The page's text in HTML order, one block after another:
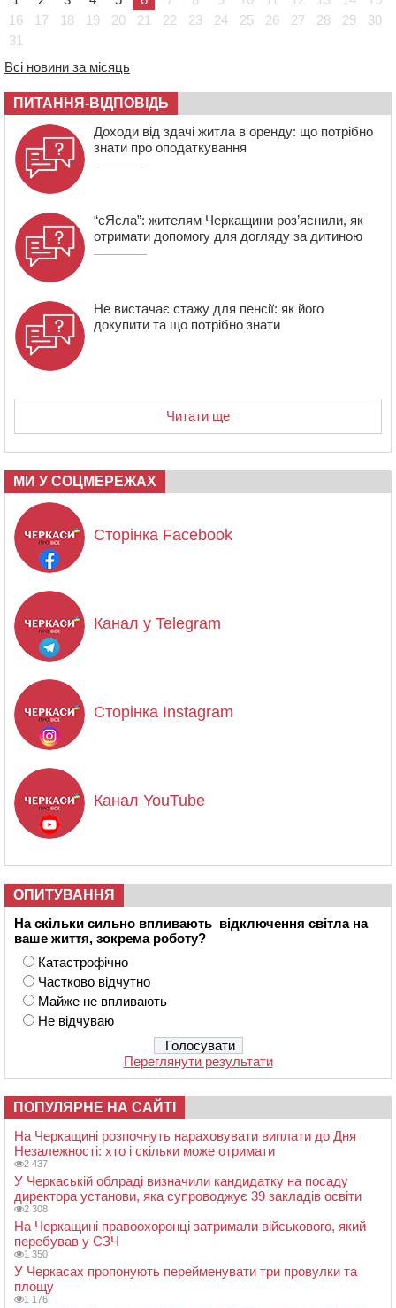
Європи серед молоді
17:30
На Лисянщині проведуть в останню путь
полеглого внаслідок атаки FPV-дрона воїна
16:16 У Дахнівському лісництві екоінспектори натрапили на
незаконне будівництво
15:38 У лікарні померла жінка, яку на пішохідному переході
в Черкаському районі збила автівка
16
17 18 19 20 21 22 23 24 25 26 27 28 29
30
31
Всі новини за місяць
ПИТАННЯ-ВІДПОВІДЬ
Доходи від здачі житла в оренду: що потрібно
знати про оподаткування
“єЯсла”: жителям Черкащини роз’яснили, як
отримати допомогу для догляду за дитиною
Не вистачає стажу для пенсії: як його
докупити та що потрібно знати
Читати ще
МИ У СОЦМЕРЕЖАХ
Сторінка Facebook
Канал у Telegram
Сторінка Instagram
Канал YouTube
ОПИТУВАННЯ
На скільки сильно впливають відключення світла на
ваше життя, зокрема роботу?
Катастрофічно
Частково відчутно
Майже не впливають
Не відчуваю
Переглянути результати
ПОПУЛЯРНЕ НА САЙТІ
На Черкащині розпочнуть нараховувати виплати до Дня
Незалежності: хто і скільки може отримати
2 437
У Черкаській облраді визначили кандидатку на посаду
директора установи, яка супроводжує 39 закладів освіти
2 308
На Черкащині правоохоронці затримали військового, який
перебував у СЗЧ
1 350
У Черкасах пропонують перейменувати три провулки та
площу
1 176